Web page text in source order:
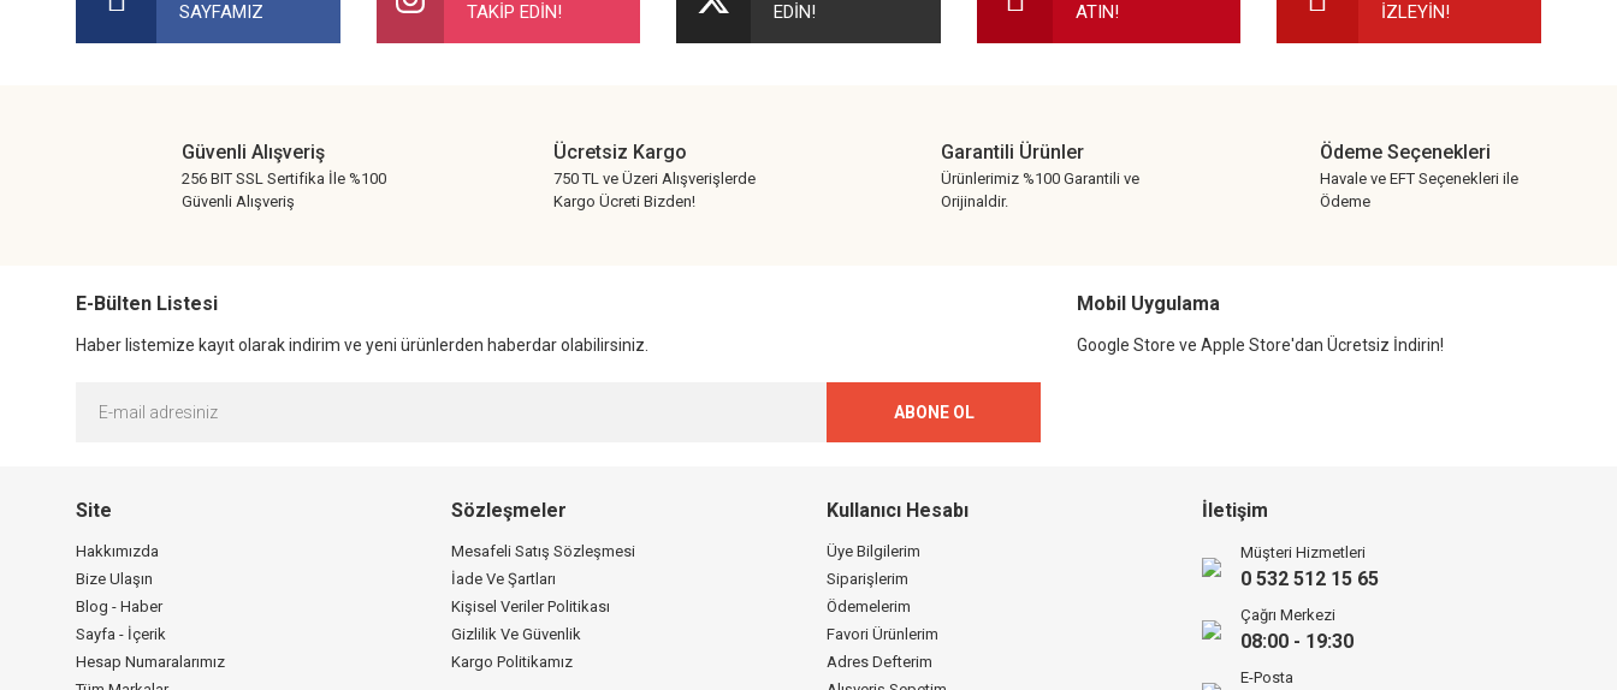
Bu ürüne benzer farklı alternatifler olmalı.
SAYFAMIZ
TAKİP EDİN!
EDİN!
ATIN!
İZLEYİN!
Güvenli Alışveriş
256 BIT SSL Sertifika İle %100
Güvenli Alışveriş
Ücretsiz Kargo
750 TL ve Üzeri Alışverişlerde
Kargo Ücreti Bizden!
Garantili Ürünler
Ürünlerimiz %100 Garantili ve
Orijinaldir.
Ödeme Seçenekleri
Havale ve EFT Seçenekleri ile
Ödeme
E-Bülten Listesi
Haber listemize kayıt olarak indirim ve yeni ürünlerden haberdar olabilirsiniz.
ABONE OL
Mobil Uygulama
Google Store ve Apple Store'dan Ücretsiz İndirin!
Site
Hakkımızda
Bize Ulaşın
Blog - Haber
Sayfa - İçerik
Hesap Numaralarımız
Sözleşmeler
Mesafeli Satış Sözleşmesi
İade Ve Şartları
Kişisel Veriler Politikası
Gizlilik Ve Güvenlik
Kargo Politikamız
Kullanıcı Hesabı
Üye Bilgilerim
Siparişlerim
Ödemelerim
Favori Ürünlerim
Adres Defterim
İletişim
Müşteri Hizmetleri
0 532 512 15 65
Çağrı Merkezi
08:00 - 19:30
E-Posta